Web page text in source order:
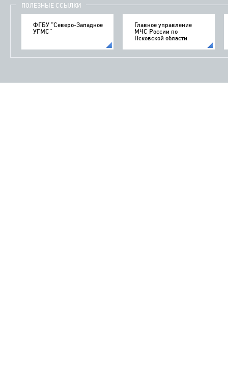
ПОЛЕЗНЫЕ ССЫЛКИ
ФГБУ "Северо-Западное
УГМС"
Главное управление
МЧС России по
Псковской области